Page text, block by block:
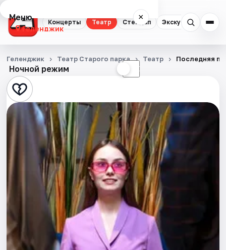
Концерты Театр Стендап Экскурсии
Меню ×
Геленджик
Концерты
Театр
Стендап
Экскурсии
События
Артисты
Ночной режим ☾
Геленджик Театр Старого паркa Театр Последняя